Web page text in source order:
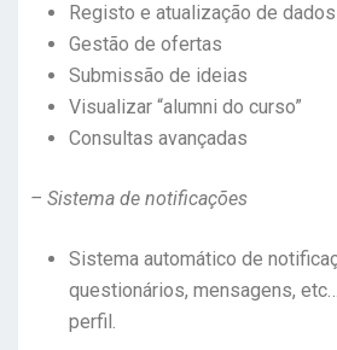
Registo e atualização de
Gestão de ofertas
Submissão de ideias
Visualizar “alumni do curso”
Consultas avançadas
– Sistema de notificações
Sistema automático de
questionários, mensagens,
perfil.